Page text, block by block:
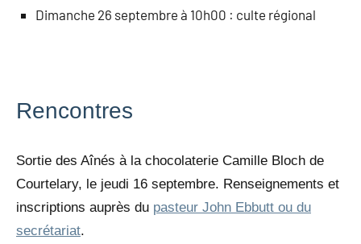
Dimanche 26 septembre à 10h00 : culte régional
Rencontres
Sortie des Aînés à la chocolaterie Camille Bloch de
Courtelary, le jeudi 16 septembre. Renseignements et
inscriptions auprès du pasteur John Ebbutt ou du
secrétariat.